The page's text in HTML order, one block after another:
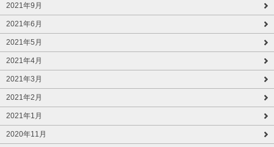
2021年9月
2021年6月
2021年5月
2021年4月
2021年3月
2021年2月
2021年1月
2020年11月